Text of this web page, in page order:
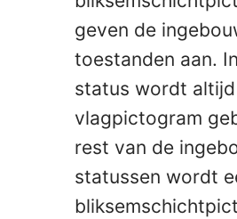
geven de
toestanden aan.
status wordt
vlagpictogram
rest van de
statussen wordt